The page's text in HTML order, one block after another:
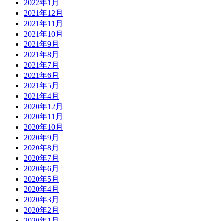
2022年1月
2021年12月
2021年11月
2021年10月
2021年9月
2021年8月
2021年7月
2021年6月
2021年5月
2021年4月
2020年12月
2020年11月
2020年10月
2020年9月
2020年8月
2020年7月
2020年6月
2020年5月
2020年4月
2020年3月
2020年2月